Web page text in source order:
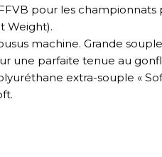
pour les championnats
Weight).
machine. Grande
une parfaite tenue au
extra-souple «